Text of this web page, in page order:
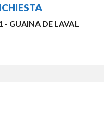
- GUAINA DE LAVAL